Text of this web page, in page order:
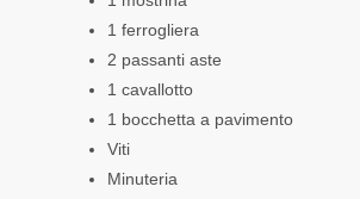
1 ferrogliera
2 passanti aste
1 cavallotto
1 bocchetta a pavimento
Viti
Minuteria